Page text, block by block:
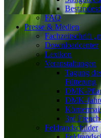
FAQ
Presse & Medien
Fachzeitschrift
Downloadcenter
Lexikon
Veranstaltungen
Tagung
Fütterung
DMK-
DMK-
3rd
Feldrandschilder